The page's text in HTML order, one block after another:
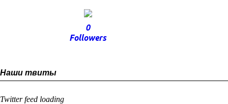
0
Followers
Наши твиты
Twitter feed loading